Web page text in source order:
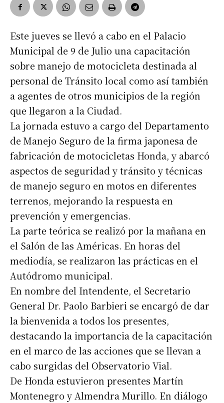
Este jueves se llevó a cabo en el Palacio
Municipal de 9 de Julio una capacitación
sobre manejo de motocicleta destinada al
personal de Tránsito local como así también
a agentes de otros municipios de la región
que llegaron a la Ciudad.
La jornada estuvo a cargo del Departamento
de Manejo Seguro de la firma japonesa de
fabricación de motocicletas Honda, y abarcó
aspectos de seguridad y tránsito y técnicas
de manejo seguro en motos en diferentes
terrenos, mejorando la respuesta en
prevención y emergencias.
La parte teórica se realizó por la mañana en
el Salón de las Américas. En horas del
mediodía, se realizaron las prácticas en el
Autódromo municipal.
En nombre del Intendente, el Secretario
General Dr. Paolo Barbieri se encargó de dar
la bienvenida a todos los presentes,
destacando la importancia de la capacitación
en el marco de las acciones que se llevan a
cabo surgidas del Observatorio Vial.
De Honda estuvieron presentes Martín
Montenegro y Almendra Murillo. En diálogo